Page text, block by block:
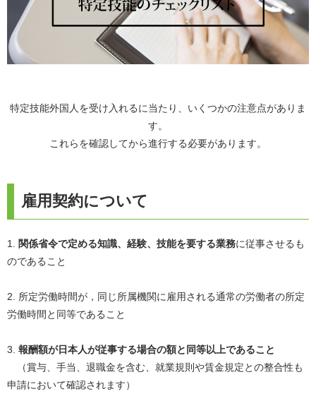
特定技能外国人を受け入れるに当たり、いくつかの注意点がありま
す。
これらを確認してから進行する必要があります。
雇用契約について
1. 関係省令で定める知識、経験、技能を要する業務に従事させるも
のであること
2. 所定労働時間が，同じ所属機関に雇用される通常の労働者の所定
労働時間と同等であること
3. 報酬額が日本人が従事する場合の額と同等以上であること
（賞与、手当、退職金を含む、就業規則や賃金規定との整合性も
申請において確認されます）